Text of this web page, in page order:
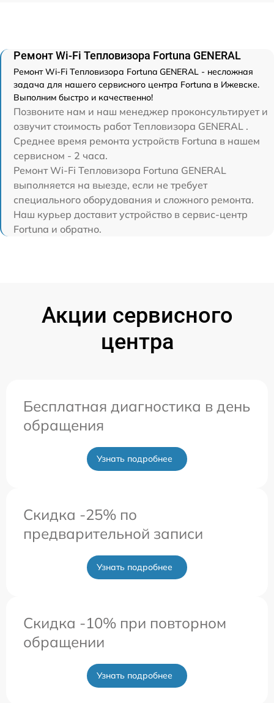
Ремонт Wi-Fi Тепловизора Fortuna GENERAL
Ремонт Wi-Fi Тепловизора Fortuna GENERAL - несложная
задача для нашего сервисного центра Fortuna в Ижевске.
Выполним быстро и качественно!
Позвоните нам и наш менеджер проконсультирует и
озвучит стоимость работ Тепловизора GENERAL .
Среднее время ремонта устройств Fortuna в нашем
сервисном - 2 часа.
Ремонт Wi-Fi Тепловизора Fortuna GENERAL
выполняется на выезде, если не требует
специального оборудования и сложного ремонта.
Наш курьер доставит устройство в сервис-центр
Fortuna и обратно.
Акции сервисного
центра
Бесплатная диагностика в день
обращения
Узнать подробнее
Скидка -25% по
предварительной записи
Узнать подробнее
Скидка -10% при повторном
обращении
Узнать подробнее